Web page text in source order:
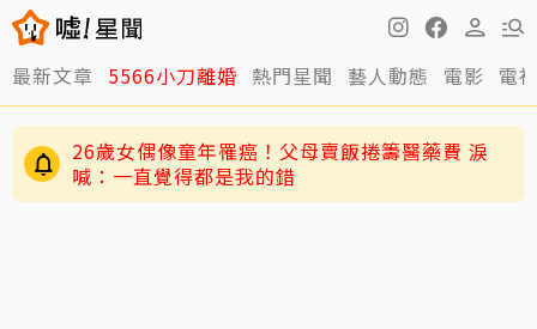
最新文章 5566小刀離婚 熱門星聞 藝人動態 電影 電
26歲女偶像童年罹癌！父母賣飯捲籌醫藥費 淚
喊：一直覺得都是我的錯